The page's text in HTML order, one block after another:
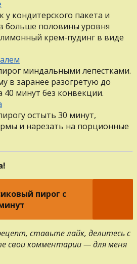
у кондитерского пакета и
больше половины уровня
лимонный крем-пудинг в виде
миндальными лепестками.
в заранее разогретую до
40 минут без конвекции.
остыть 30 минут,
и нарезать на порционные
пирог с
ставьте лайк, делитесь с
свои комментарии — для меня